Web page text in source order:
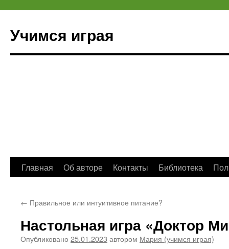
Учимся играя
Перейти
содержимому
Главная Об авторе Контакты Библиотека
← Правильное или интуитивное питание?
Настольная игра «Доктор
Опубликовано 25.01.2023 автором Мария (учимся играя)